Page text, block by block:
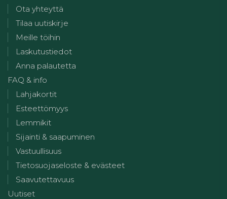
Ota yhteyttä
Tilaa uutiskirje
Meille töihin
Laskutustiedot
Anna palautetta
FAQ & info
Lahjakortit
Esteettömyys
Lemmikit
Sijainti & saapuminen
Vastuullisuus
Tietosuojaseloste & evästeet
Saavutettavuus
Uutiset